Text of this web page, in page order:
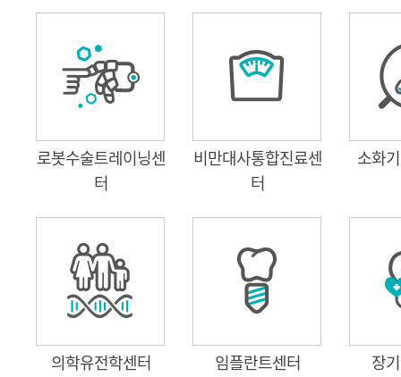
로봇수술트레이닝센
터
비만대사통합진료센
터
소화
의학유전학센터 임플란트센터 장